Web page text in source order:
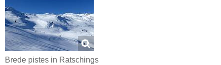
Brede pistes in Ratschings